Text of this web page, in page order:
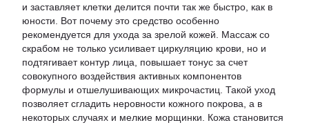
и заставляет клетки делится почти так же быстро, как в
юности. Вот почему это средство особенно
рекомендуется для ухода за зрелой кожей. Массаж со
скрабом не только усиливает циркуляцию крови, но и
подтягивает контур лица, повышает тонус за счет
совокупного воздействия активных компонентов
формулы и отшелушивающих микрочастиц. Такой уход
позволяет сгладить неровности кожного покрова, а в
некоторых случаях и мелкие морщинки. Кожа становится